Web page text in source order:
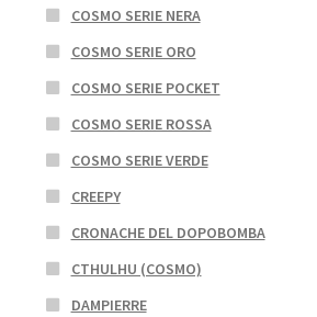
COSMO SERIE NERA
COSMO SERIE ORO
COSMO SERIE POCKET
COSMO SERIE ROSSA
COSMO SERIE VERDE
CREEPY
CRONACHE DEL DOPOBOMBA
CTHULHU (COSMO)
DAMPIERRE